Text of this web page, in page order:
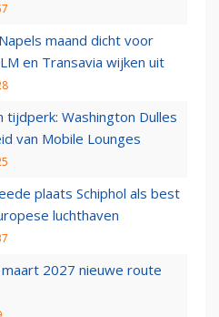
maand dicht voor
en Transavia wijken uit
tijdperk: Washington Dulles
van Mobile Lounges
plaats Schiphol als best
luchthaven
2027 nieuwe route